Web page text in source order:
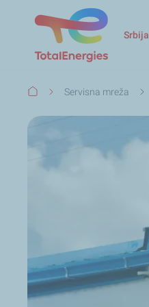
Srbija
МрвицеServisna mreža